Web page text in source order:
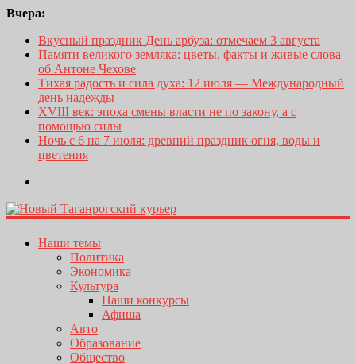
Вчера:
Вкусный праздник День арбуза: отмечаем 3 августа
Памяти великого земляка: цветы, факты и живые слова
об Антоне Чехове
Тихая радость и сила духа: 12 июля — Международный
день надежды
XVIII век: эпоха смены власти не по закону, а с
помощью силы
Ночь с 6 на 7 июля: древний праздник огня, воды и
цветения
Наши темы
Политика
Экономика
Культура
Наши конкурсы
Афиша
Авто
Образование
Общество